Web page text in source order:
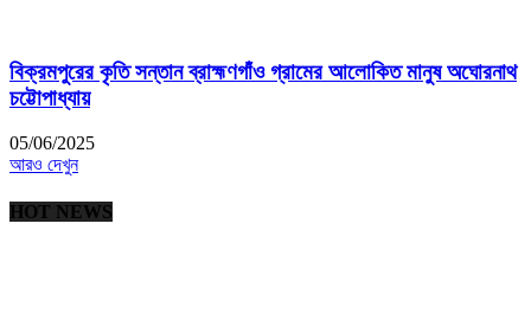
বিক্রমপুরের কৃতি সন্তান ব্রাহ্মণগাঁও গ্রামের আলোকিত মানুষ অঘোরনাথ
চট্টোপাধ্যায়
05/06/2025
আরও দেখুন
HOT NEWS